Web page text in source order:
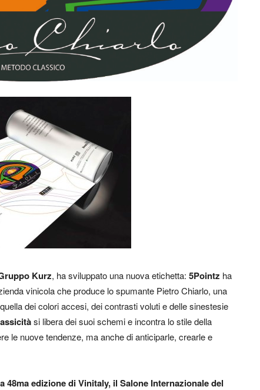
Kurz, ha sviluppato una nuova etichetta: 5Pointz ha
vinicola che produce lo spumante Pietro Chiarlo, una
dei colori accesi, dei contrasti voluti e delle sinestesie
si libera dei suoi schemi e incontra lo stile della
le nuove tendenze, ma anche di anticiparle, crearle e
48ma edizione diVinitaly, il Salone Internazionale del